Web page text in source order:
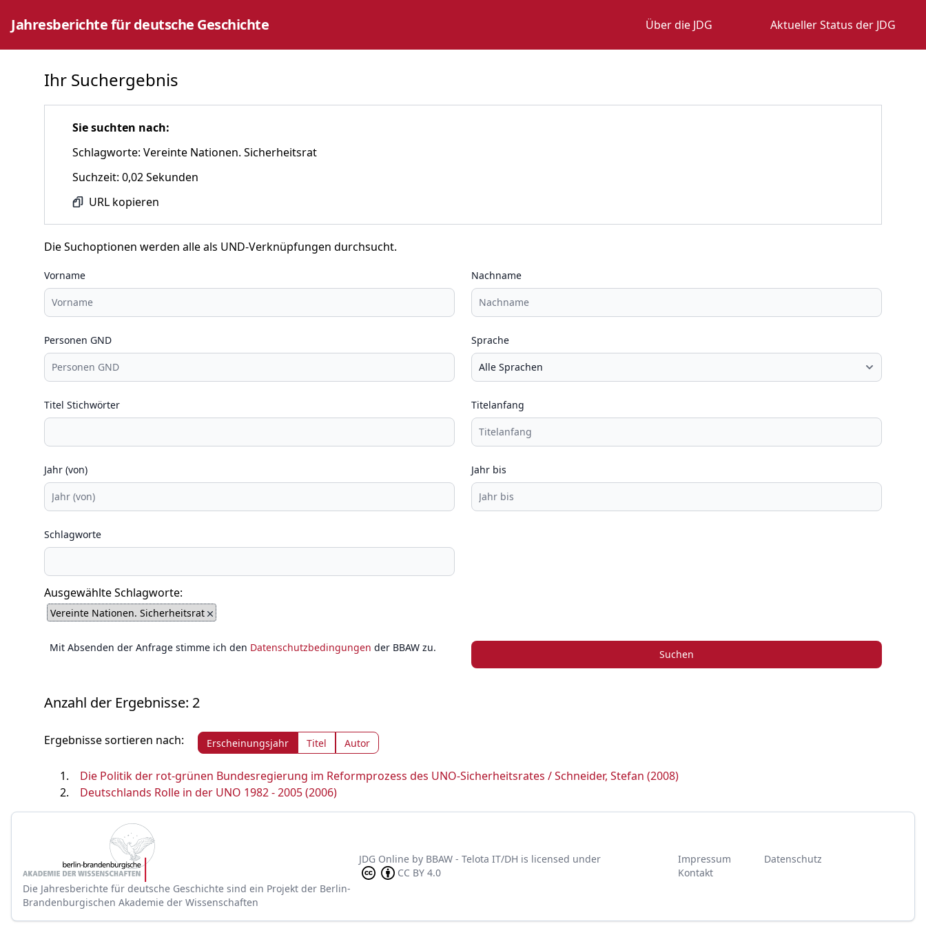
Jahresberichte für deutsche Geschichte Über die JDG Aktueller Status der JDG
Ihr Suchergebnis
Sie suchten nach:
Schlagworte: Vereinte Nationen. Sicherheitsrat
Suchzeit: 0,02 Sekunden
URL kopieren
Die Suchoptionen werden alle als UND-Verknüpfungen durchsucht.
Vorname Nachname
Personen GND Sprache
Titel Stichwörter Titelanfang
Jahr (von) Jahr bis
Schlagworte
Ausgewählte Schlagworte:
Vereinte Nationen. Sicherheitsrat
Mit Absenden der Anfrage stimme ich den Datenschutzbedingungen der BBAW zu.
Suchen
Anzahl der Ergebnisse: 2
Ergebnisse sortieren nach: Erscheinungsjahr Titel Autor
Die Politik der rot-grünen Bundesregierung im Reformprozess des UNO-Sicherheitsrates / Schneider, Stefan (2008)
Deutschlands Rolle in der UNO 1982 - 2005 (2006)
Die Jahresberichte für deutsche Geschichte sind ein Projekt der Berlin-
Brandenburgischen Akademie der Wissenschaften
JDG Onlineby BBAW - Telota IT/DH is licensed under
CC BY 4.0
Impressum
Datenschutz
Kontakt